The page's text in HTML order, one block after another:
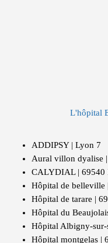
L'hôpital
ADDIPSY | Lyon 7
Aural villon dyalise
CALYDIAL | 69540
Hôpital de belleville
Hôpital de tarare |
Hôpital du
Hôpital Albigny-sur-
Hôpital montgelas |